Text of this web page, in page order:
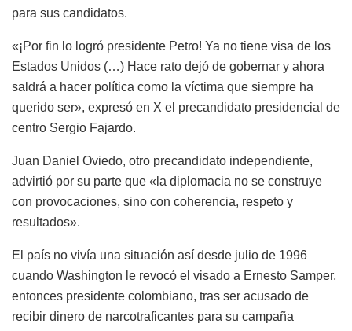
para sus candidatos.
«¡Por fin lo logró presidente Petro! Ya no tiene visa de los
Estados Unidos (…) Hace rato dejó de gobernar y ahora
saldrá a hacer política como la víctima que siempre ha
querido ser», expresó en X el precandidato presidencial de
centro Sergio Fajardo.
Juan Daniel Oviedo, otro precandidato independiente,
advirtió por su parte que «la diplomacia no se construye
con provocaciones, sino con coherencia, respeto y
resultados».
El país no vivía una situación así desde julio de 1996
cuando Washington le revocó el visado a Ernesto Samper,
entonces presidente colombiano, tras ser acusado de
recibir dinero de narcotraficantes para su campaña